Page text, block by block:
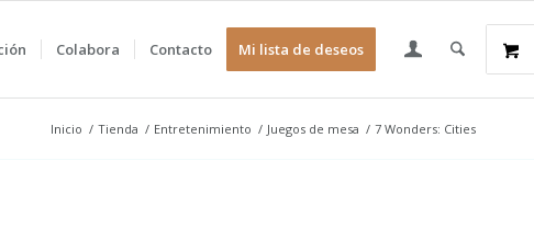
Colabora Contacto Mi lista de deseos
Inicio / Tienda / Entretenimiento / Juegos de mesa / 7 Wonders: Cities